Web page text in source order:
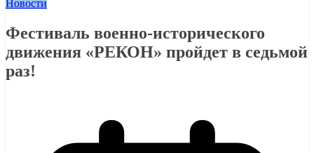
Новости
Фестиваль военно-исторического
движения «РЕКОН» пройдет в седьмой
раз!